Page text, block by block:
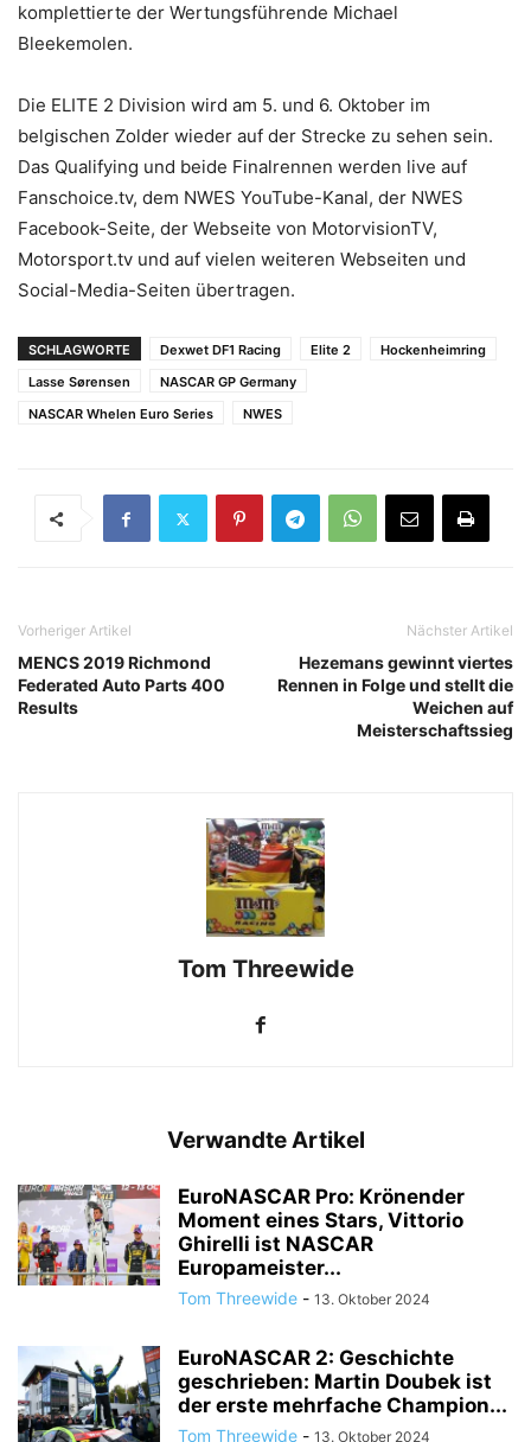
komplettierte der Wertungsführende Michael
Bleekemolen.
Die ELITE 2 Division wird am 5. und 6. Oktober im
belgischen Zolder wieder auf der Strecke zu sehen sein.
Das Qualifying und beide Finalrennen werden live auf
Fanschoice.tv, dem NWES YouTube-Kanal, der NWES
Facebook-Seite, der Webseite von MotorvisionTV,
Motorsport.tv und auf vielen weiteren Webseiten und
Social-Media-Seiten übertragen.
SCHLAGWORTE Dexwet DF1 Racing Elite 2
Hockenheimring
Lasse Sørensen
NASCAR GP Germany
NASCAR Whelen Euro Series
NWES
Vorheriger Artikel
MENCS 2019 Richmond
Federated Auto Parts 400
Results
Nächster Artikel
Hezemans gewinnt viertes
Rennen in Folge und stellt die
Weichen auf
Meisterschaftssieg
Tom Threewide
Verwandte Artikel
EuroNASCAR Pro: Krönender
Moment eines Stars, Vittorio
Ghirelli ist NASCAR
Europameister...
Tom Threewide - 13. Oktober 2024
EuroNASCAR 2: Geschichte
geschrieben: Martin Doubek ist
der erste mehrfache Champion...
Tom Threewide - 13. Oktober 2024